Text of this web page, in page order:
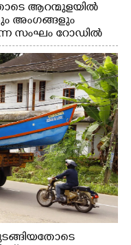
ആറന്മുളയിൽ
അംഗങ്ങളും
സംഘം റോഡിൽ
മാലിന്യങ്ങളും